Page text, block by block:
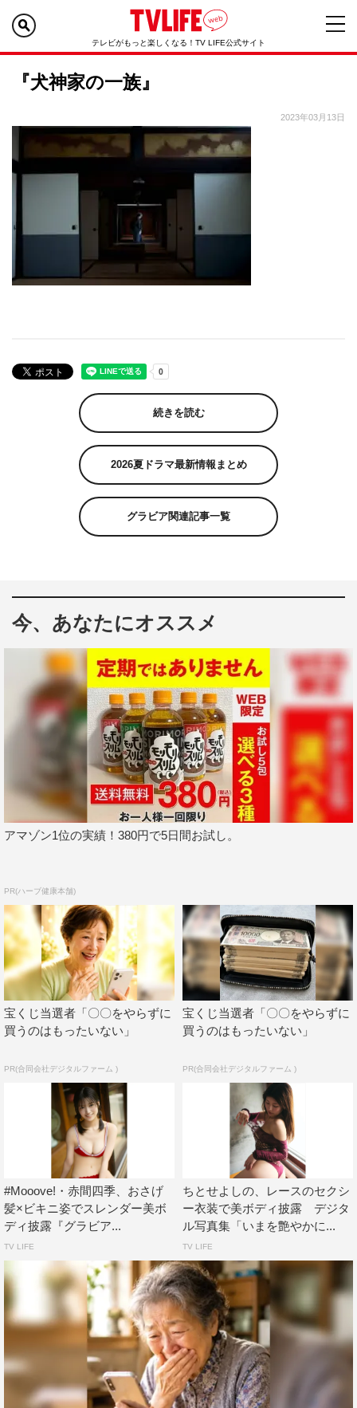
テレビがもっと楽しくなる！TV LIFE公式サイト
『犬神家の一族』
2023年03月13日
続きを読む
2026夏ドラマ最新情報まとめ
グラビア関連記事一覧
今、あなたにオススメ
アマゾン1位の実績！380円で5日間お試し。
PR(ハーブ健康本舗)
宝くじ当選者「〇〇をやらずに
買うのはもったいない」
PR(合同会社デジタルファーム )
宝くじ当選者「〇〇をやらずに
買うのはもったいない」
PR(合同会社デジタルファーム )
#Mooove!・赤間四季、おさげ
髪×ビキニ姿でスレンダー美ボ
ディ披露『グラビア...
TV LIFE
ちとせよしの、レースのセクシ
ー衣装で美ボディ披露 デジタ
ル写真集「いまを艶やかに...
TV LIFE